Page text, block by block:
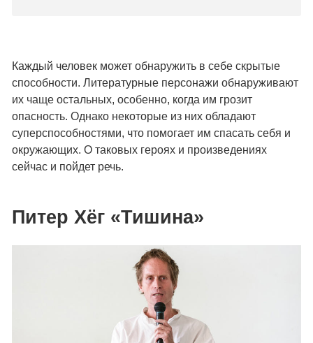
Каждый человек может обнаружить в себе скрытые
способности. Литературные персонажи обнаруживают
их чаще остальных, особенно, когда им грозит
опасность. Однако некоторые из них обладают
суперспособностями, что помогает им спасать себя и
окружающих. О таковых героях и произведениях
сейчас и пойдет речь.
Питер Хёг «Тишина»